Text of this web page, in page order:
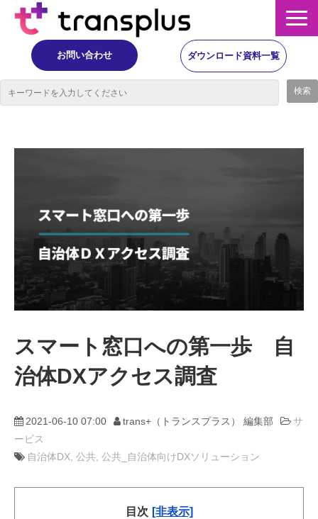
お問い合わせ ダウンロード資料一覧
コラム
事例
動画
スマート窓口への第一歩 自
治体DXアクセス調査
2021-06-10 07:00 trans+（トランスプラス） 編集部
サ
ービス
自治体DX 公共 公共_自治体向けDXソリューション
目次 [非表示]